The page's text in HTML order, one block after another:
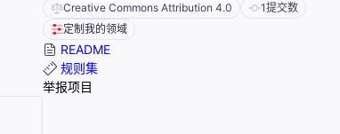
Creative Commons Attribution 4.0 1提交数
定制我的领域
README
规则集
举报项目